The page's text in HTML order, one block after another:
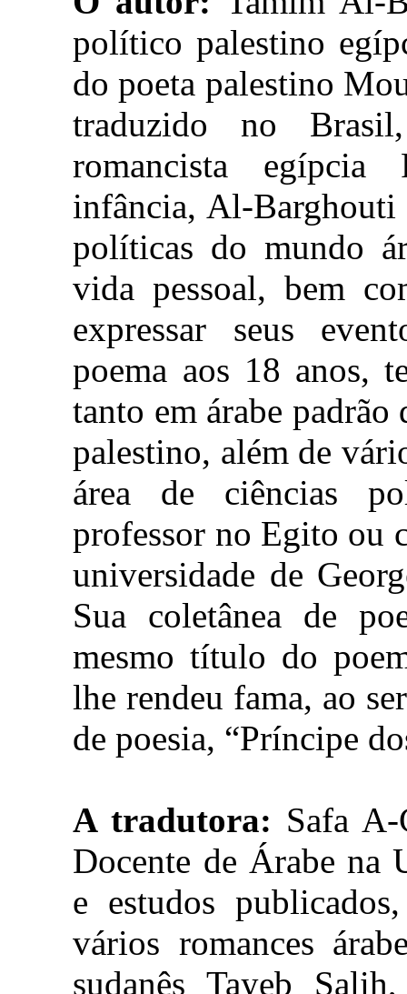
político palestino
do poeta palestino
traduzido no
romancista egípcia
infância, Al-Barghouti
políticas do mundo
vida pessoal, bem
expressar seus
poema aos 18 anos,
tanto em árabe
palestino, além de
área de ciências
professor no Egito ou
universidade de
Sua coletânea de
mesmo título do
lhe rendeu fama, ao
de poesia, “Príncipe
A tradutora: Safa
Docente de Árabe na
e estudos
vários romances
sudanês Tayeb